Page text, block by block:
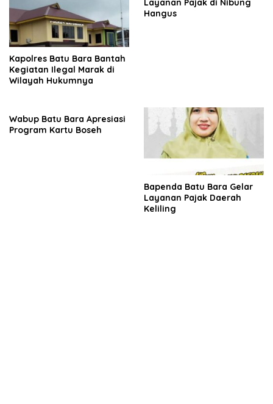
Kapolres Batu Bara Bantah
Kegiatan Ilegal Marak di
Wilayah Hukumnya
Layanan Pajak di Nibung
Hangus
Wabup Batu Bara Apresiasi
Program Kartu Boseh
Bapenda Batu Bara Gelar
Layanan Pajak Daerah
Keliling